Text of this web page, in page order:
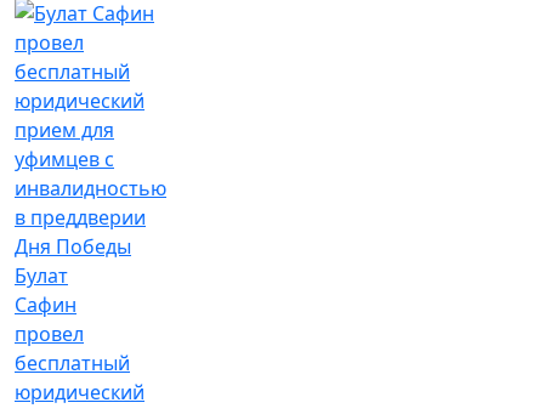
Булат
Сафин
провел
бесплатный
юридический